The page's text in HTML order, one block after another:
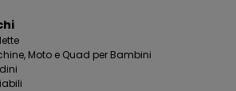
Moto e Quad per Bambini